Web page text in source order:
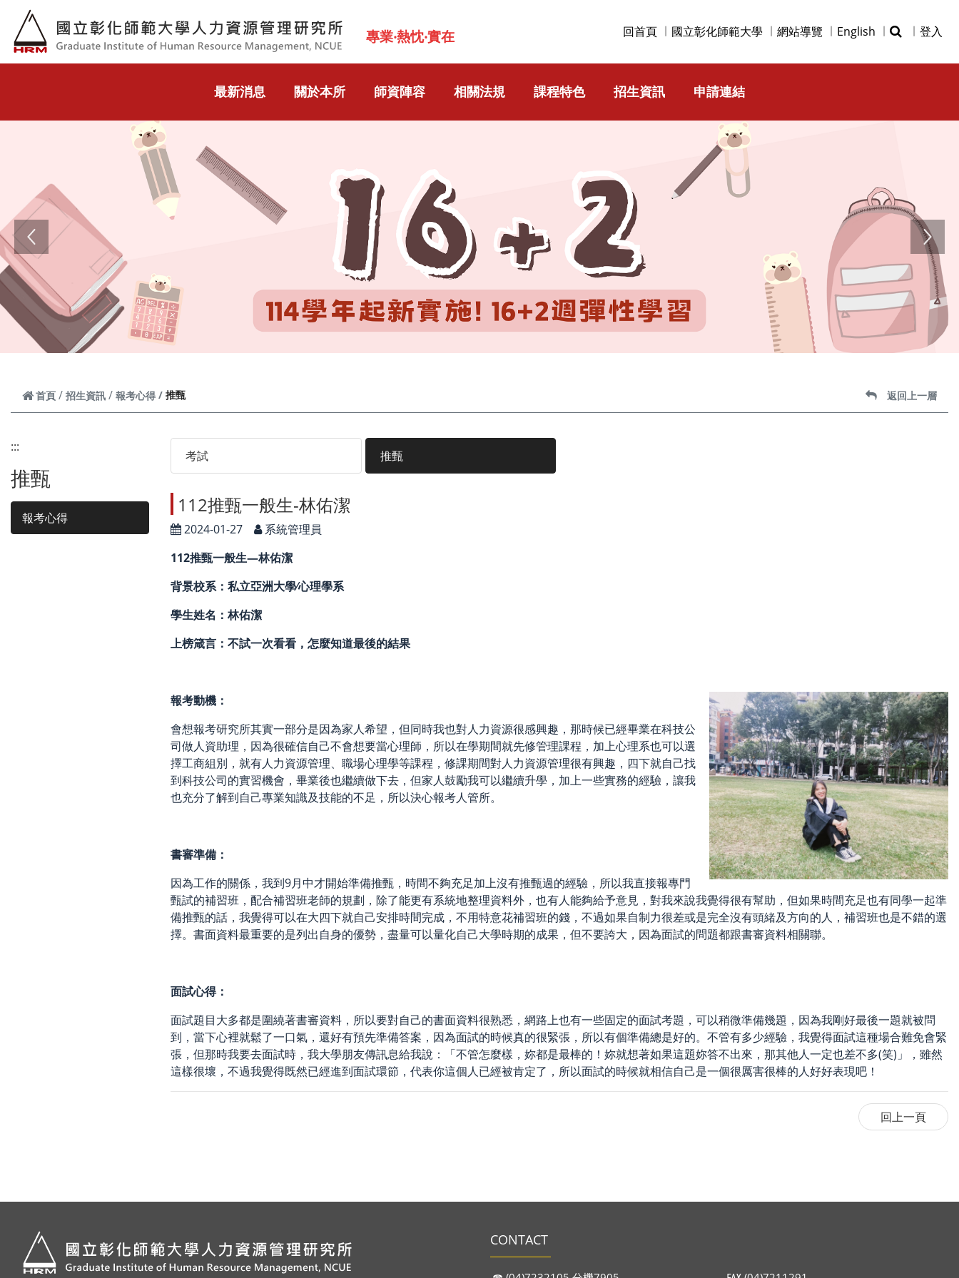
跳到主要內容
專業‧熱忱‧實在 回首頁 國立彰化師範大學 網站導覽 English 登入
最新消息 關於本所 師資陣容 相關法規 課程特色 招生資訊 申請連結
Previous Next
首頁 招生資訊 報考心得 推甄 返回上一層
:::
推甄
報考心得
考試 推甄
112推甄一般生-林佑潔
2024-01-27
系統管理員
112推甄一般生—林佑潔
背景校系：私立亞洲大學∕心理學系
學生姓名：林佑潔
上榜箴言：不試一次看看，怎麼知道最後的結果
報考動機：
會想報考研究所其實一部分是因為家人希望，但同時我也對人力資源很感興趣，那時候已經畢業在科技公
司做人資助理，因為很確信自己不會想要當心理師，所以在學期間就先修管理課程，加上心理系也可以選
擇工商組別，就有人力資源管理、職場心理學等課程，修課期間對人力資源管理很有興趣，四下就自己找
到科技公司的實習機會，畢業後也繼續做下去，但家人鼓勵我可以繼續升學，加上一些實務的經驗，讓我
也充分了解到自己專業知識及技能的不足，所以決心報考人管所。
書審準備：
因為工作的關係，我到9月中才開始準備推甄，時間不夠充足加上沒有推甄過的經驗，所以我直接報專門
甄試的補習班，配合補習班老師的規劃，除了能更有系統地整理資料外，也有人能夠給予意見，對我來說我覺得很有幫助，但如果時間充足也有同學一起準
備推甄的話，我覺得可以在大四下就自己安排時間完成，不用特意花補習班的錢，不過如果自制力很差或是完全沒有頭緒及方向的人，補習班也是不錯的選
擇。書面資料最重要的是列出自身的優勢，盡量可以量化自己大學時期的成果，但不要誇大，因為面試的問題都跟書審資料相關聯。
面試心得：
面試題目大多都是圍繞著書審資料，所以要對自己的書面資料很熟悉，網路上也有一些固定的面試考題，可以稍微準備幾題，因為我剛好最後一題就被問
到，當下心裡就鬆了一口氣，還好有預先準備答案，因為面試的時候真的很緊張，所以有個準備總是好的。不管有多少經驗，我覺得面試這種場合難免會緊
張，但那時我要去面試時，我大學朋友傳訊息給我說：「不管怎麼樣，妳都是最棒的！妳就想著如果這題妳答不出來，那其他人一定也差不多(笑)」，雖然
這樣很壞，不過我覺得既然已經進到面試環節，代表你這個人已經被肯定了，所以面試的時候就相信自己是一個很厲害很棒的人好好表現吧！
CONTACT